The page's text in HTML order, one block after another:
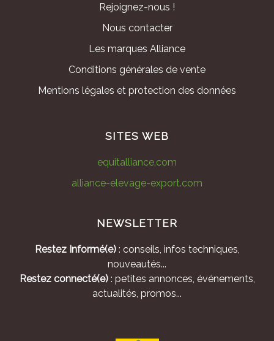
Rejoignez-nous !
Nous contacter
Les marques Alliance
Conditions générales de vente
Mentions légales et protection des données
SITES WEB
equitalliance.com
alliance-elevage-export.com
NEWSLETTER
Restez Informé(e): conseils, infos techniques,
nouveautés...
Restez connecté(e): petites annonces, événements,
actualités, promos...